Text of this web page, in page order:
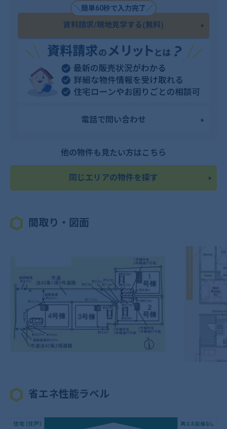
＼簡単60秒で入力完了／
資料請求/現地見学する(無料)
電話で問い合わせ
他の物件も見たい方はこちら
同じエリアの物件を探す
間取り・図面
省エネ性能ラベル